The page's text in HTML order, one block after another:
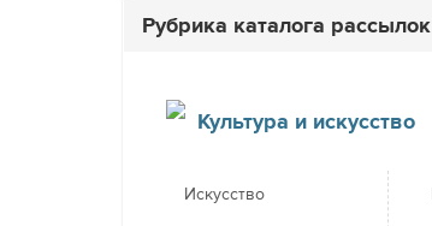
Рубрика каталога рассылок
Культура и искусство
Искусство